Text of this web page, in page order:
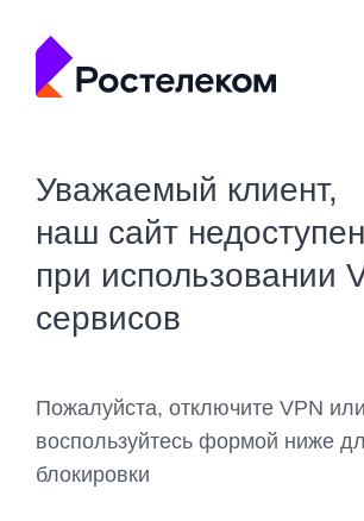
Уважаемый клиент,
наш сайт недоступен
при использовании
сервисов
Пожалуйста, отключите VPN или
воспользуйтесь формой ниже
блокировки